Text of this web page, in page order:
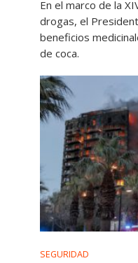
En el marco de la
drogas, el
beneficios
de coca.
SEGURIDAD